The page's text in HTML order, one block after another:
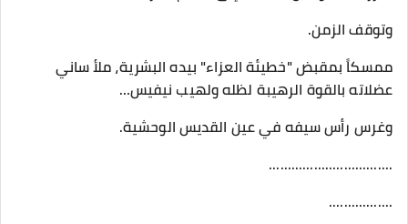
وتوقف الزمن.
ممسكاً بمقبض "خطيئة العزاء" بيده البشرية، ملأ ساني
عضلاته بالقوة الرهيبة لظله ولهيب نيفيس…
وغرس رأس سيفه في عين القديس الوحشية.
.................................
.................